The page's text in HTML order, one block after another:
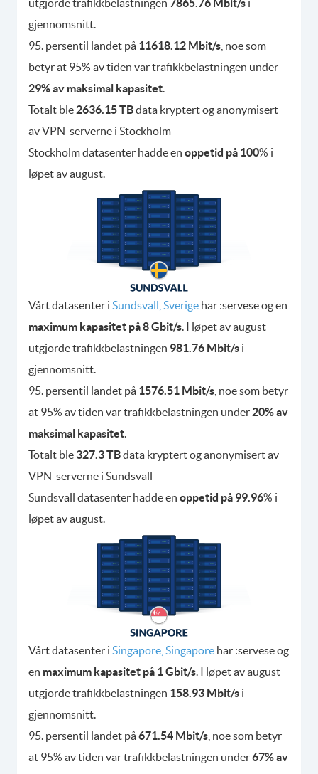
utgjorde trafikkbelastningen 7865.76 Mbit/s i
gjennomsnitt.
95. persentil landet på 11618.12 Mbit/s , noe som
betyr at 95% av tiden var trafikkbelastningen under
29% av maksimal kapasitet.
Totalt ble 2636.15 TBdata kryptert og anonymisert
av VPN-serverne i Stockholm
Stockholm datasenter hadde en oppetid på 100% i
løpet av august.
Vårt datasenter i Sundsvall, Sverige har :servese og en
maximum kapasitet på 8 Gbit/s. I løpet av august
utgjorde trafikkbelastningen 981.76 Mbit/s i
gjennomsnitt.
95. persentil landet på 1576.51 Mbit/s , noe som betyr
at 95% av tiden var trafikkbelastningen under 20% av
maksimal kapasitet.
Totalt ble 327.3 TBdata kryptert og anonymisert av
VPN-serverne i Sundsvall
Sundsvall datasenter hadde en oppetid på 99.96% i
løpet av august.
Vårt datasenter i Singapore, Singapore har :servese og
en maximum kapasitet på 1 Gbit/s. I løpet av august
utgjorde trafikkbelastningen 158.93 Mbit/s i
gjennomsnitt.
95. persentil landet på671.54 Mbit/s , noe som betyr
at 95% av tiden var trafikkbelastningen under67% av